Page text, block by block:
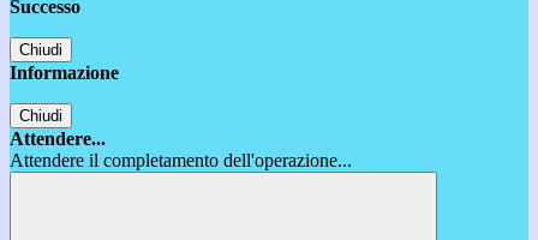
Successo
Chiudi
Informazione
Chiudi
Attendere...
Attendere il completamento dell'operazione...